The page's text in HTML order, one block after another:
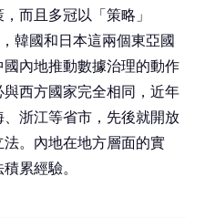
而且多冠以「策略」
韓國和日本這兩個東亞國
內地推動數據治理的動作
西方國家完全相同，近年
浙江等省市，先後就開放
。內地在地方層面的實
累經驗。